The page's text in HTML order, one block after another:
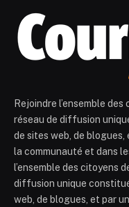
Rejoindre l’ensemble
réseau de diffusion
de sites web, de
la communauté et dans
l’ensemble des citoyens
diffusion unique
web, de blogues, et par